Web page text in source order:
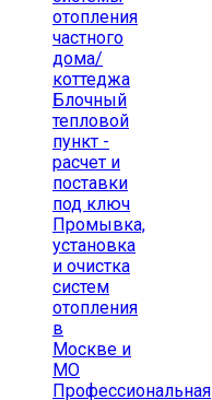
отопления
частного
дома/
коттеджа
Блочный
тепловой
пункт -
расчет и
поставки
под ключ
Промывка,
установка
и очистка
систем
отопления
в
Москве и
МО
Профессиональная